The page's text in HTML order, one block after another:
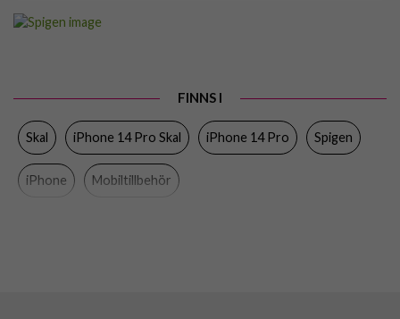
Slimmad, Trådlös laddning-kompatibel
Färg Grå
Material
FINNS I
Skal iPhone 14 Pro Skal iPhone 14 Pro Spigen
iPhone Mobiltillbehör